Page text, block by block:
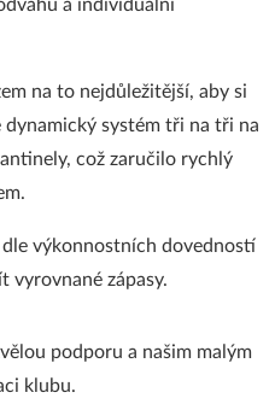
a individuální
na to nejdůležitější, aby si
systém tři na tři na
což zaručilo rychlý
výkonnostních dovedností
vyrovnané zápasy.
podporu a našim malým
klubu.